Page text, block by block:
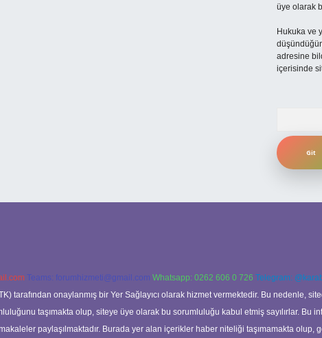
üye olarak
Hukuka ve
adresine
içerisinde
Teams: forumhizmeti@gmail.com Whatsapp: 0262 606 0 726 Telegram:
tarafından onaylanmış bir Yer Sağlayıcı olarak hizmet vermektedir. Bu nedenle,
taşımakta olup, siteye üye olarak bu sorumluluğu kabul etmiş sayılırlar. Bu
paylaşılmaktadır. Burada yer alan içerikler haber niteliği taşımamakta olup,